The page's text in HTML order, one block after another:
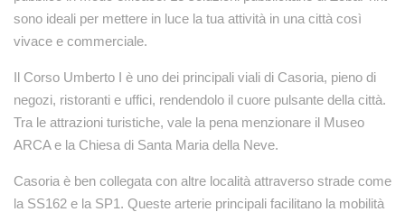
sono ideali per mettere in luce la tua attività in una città così
vivace e commerciale.
Il Corso Umberto I è uno dei principali viali di Casoria, pieno di
negozi, ristoranti e uffici, rendendolo il cuore pulsante della città.
Tra le attrazioni turistiche, vale la pena menzionare il Museo
ARCA e la Chiesa di Santa Maria della Neve.
Casoria è ben collegata con altre località attraverso strade come
la SS162 e la SP1. Queste arterie principali facilitano la mobilità